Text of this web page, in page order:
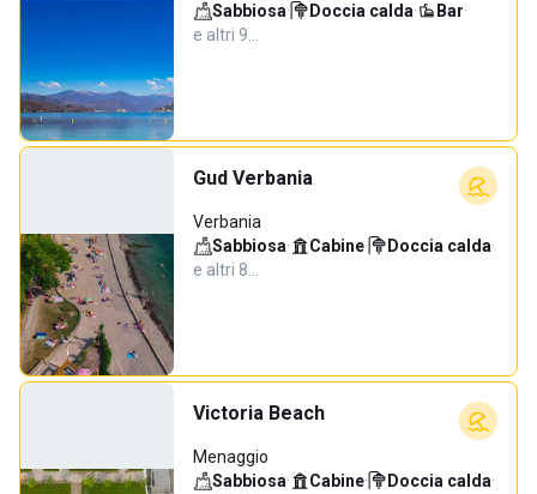
Sabbiosa· Doccia calda· Bar·
e altri 9…
Gud Verbania
Verbania
Sabbiosa· Cabine· Doccia calda·
e altri 8…
Victoria Beach
Menaggio
Sabbiosa· Cabine· Doccia calda·